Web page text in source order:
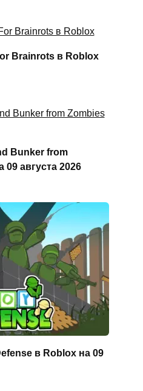
Brainrots в Roblox
Bunker from
августа 2026
в Roblox на 09